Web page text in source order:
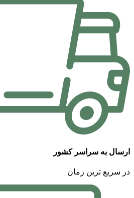
ارسال به سراسر کشور
در سریع ترین زمان